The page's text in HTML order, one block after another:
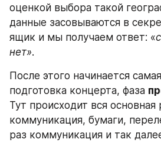
оценкой выбора такой
данные засовываются в
ящик и мы получаем ответ: «
нет».
После этого начинается
подготовка концерта, фаза
Тут происходит вся
коммуникация, бумаги,
раз коммуникация и так